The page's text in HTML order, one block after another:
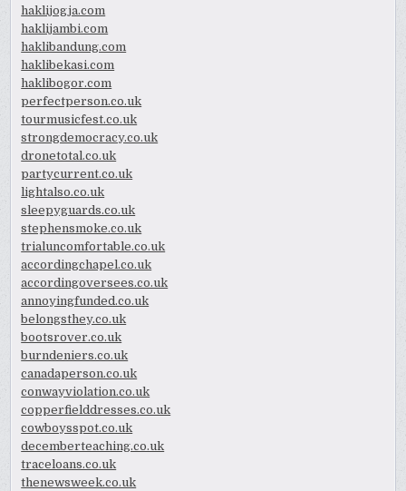
haklijogja.com
haklijambi.com
haklibandung.com
haklibekasi.com
haklibogor.com
perfectperson.co.uk
tourmusicfest.co.uk
strongdemocracy.co.uk
dronetotal.co.uk
partycurrent.co.uk
lightalso.co.uk
sleepyguards.co.uk
stephensmoke.co.uk
trialuncomfortable.co.uk
accordingchapel.co.uk
accordingoversees.co.uk
annoyingfunded.co.uk
belongsthey.co.uk
bootsrover.co.uk
burndeniers.co.uk
canadaperson.co.uk
conwayviolation.co.uk
copperfielddresses.co.uk
cowboysspot.co.uk
decemberteaching.co.uk
traceloans.co.uk
thenewsweek.co.uk